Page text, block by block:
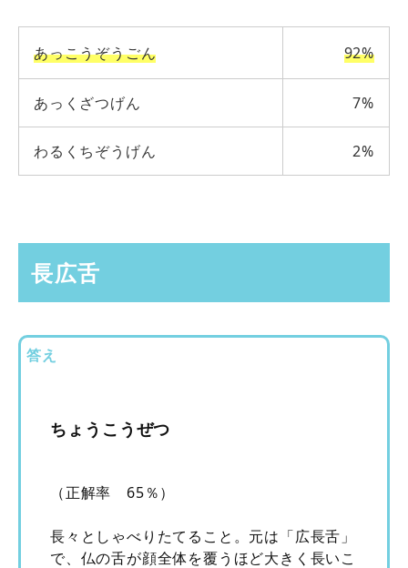
あっこうぞうごん 92%
あっくざつげん 7%
わるくちぞうげん 2%
長広舌
答え
ちょうこうぜつ
（正解率 65％）
長々としゃべりたてること。元は「広長舌」
で、仏の舌が顔全体を覆うほど大きく長いこ